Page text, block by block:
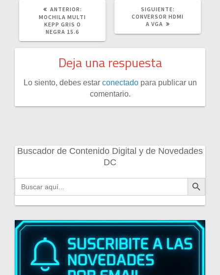
ANTERIOR:
ANTERIOR:
MOCHILA MULTI
KEPP GRIS O
NEGRA 15.6
SIGUIENTE:
POST:
CONVERSOR HDMI
A VGA
Deja una respuesta
Lo siento, debes estar conectadopara publicar un
comentario.
Buscador de Contenido Digital y de Novedades
DC
Buscar: Botón de búsqueda